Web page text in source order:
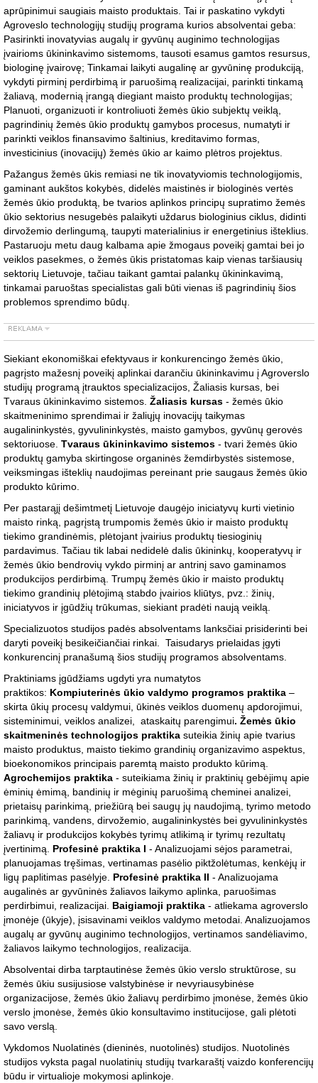
aprūpinimui saugiais maisto produktais. Tai ir paskatino vykdyti
Agroveslo technologijų studijų programa kurios absolventai geba:
Pasirinkti inovatyvias augalų ir gyvūnų auginimo technologijas
įvairioms ūkininkavimo sistemoms, tausoti esamus gamtos resursus,
biologinę įvairovę; Tinkamai laikyti augalinę ar gyvūninę produkciją,
vykdyti pirminį perdirbimą ir paruošimą realizacijai, parinkti tinkamą
žaliavą, modernią įrangą diegiant maisto produktų technologijas;
Planuoti, organizuoti ir kontroliuoti žemės ūkio subjektų veiklą,
pagrindinių žemės ūkio produktų gamybos procesus, numatyti ir
parinkti veiklos finansavimo šaltinius, kreditavimo formas,
investicinius (inovacijų) žemės ūkio ar kaimo plėtros projektus.
Pažangus žemės ūkis remiasi ne tik inovatyviomis technologijomis,
gaminant aukštos kokybės, didelės maistinės ir biologinės vertės
žemės ūkio produktą, be tvarios aplinkos principų supratimo žemės
ūkio sektorius nesugebės palaikyti uždarus biologinius ciklus, didinti
dirvožemio derlingumą, taupyti materialinius ir energetinius išteklius.
Pastaruoju metu daug kalbama apie žmogaus poveikį gamtai bei jo
veiklos pasekmes, o žemės ūkis pristatomas kaip vienas taršiausių
sektorių Lietuvoje, tačiau taikant gamtai palankų ūkininkavimą,
tinkamai paruoštas specialistas gali būti vienas iš pagrindinių šios
problemos sprendimo būdų.
Siekiant ekonomiškai efektyvaus ir konkurencingo žemės ūkio,
pagrįsto mažesnį poveikį aplinkai darančiu ūkininkavimu į Agroverslo
studijų programą įtrauktos specializacijos, Žaliasis kursas, bei
Tvaraus ūkininkavimo sistemos. Žaliasis kursas - žemės ūkio
skaitmeninimo sprendimai ir žaliųjų inovacijų taikymas
augalininkystės, gyvulininkystės, maisto gamybos, gyvūnų gerovės
sektoriuose. Tvaraus ūkininkavimo sistemos - tvari žemės ūkio
produktų gamyba skirtingose organinės žemdirbystės sistemose,
veiksmingas išteklių naudojimas pereinant prie saugaus žemės ūkio
produkto kūrimo.
Per pastarąjį dešimtmetį Lietuvoje daugėjo iniciatyvų kurti vietinio
maisto rinką, pagrįstą trumpomis žemės ūkio ir maisto produktų
tiekimo grandinėmis, plėtojant įvairius produktų tiesioginių
pardavimus. Tačiau tik labai nedidelė dalis ūkininkų, kooperatyvų ir
žemės ūkio bendrovių vykdo pirminį ar antrinį savo gaminamos
produkcijos perdirbimą. Trumpų žemės ūkio ir maisto produktų
tiekimo grandinių plėtojimą stabdo įvairios kliūtys, pvz.: žinių,
iniciatyvos ir įgūdžių trūkumas, siekiant pradėti naują veiklą.
Specializuotos studijos padės absolventams lanksčiai prisiderinti bei
daryti poveikį besikeičiančiai rinkai. Taisudarys prielaidas įgyti
konkurencinį pranašumą šios studijų programos absolventams.
Praktiniams įgūdžiams ugdyti yra numatytos
praktikos: Kompiuterinės ūkio valdymo programos praktika –
skirta ūkių procesų valdymui, ūkinės veiklos duomenų apdorojimui,
sisteminimui, veiklos analizei, ataskaitų parengimui. Žemės ūkio
skaitmeninės technologijos praktika suteikia žinių apie tvarius
maisto produktus, maisto tiekimo grandinių organizavimo aspektus,
bioekonomikos principais paremtą maisto produkto kūrimą.
Agrochemijos praktika - suteikiama žinių ir praktinių gebėjimų apie
ėminių ėmimą, bandinių ir mėginių paruošimą cheminei analizei,
prietaisų parinkimą, priežiūrą bei saugų jų naudojimą, tyrimo metodo
parinkimą, vandens, dirvožemio, augalininkystės bei gyvulininkystės
žaliavų ir produkcijos kokybės tyrimų atlikimą ir tyrimų rezultatų
įvertinimą. Profesinė praktika I - Analizuojami sėjos parametrai,
planuojamas tręšimas, vertinamas pasėlio piktžolėtumas, kenkėjų ir
ligų paplitimas pasėlyje. Profesinė praktika II - Analizuojama
augalinės ar gyvūninės žaliavos laikymo aplinka, paruošimas
perdirbimui, realizacijai. Baigiamoji praktika - atliekama agroverslo
įmonėje (ūkyje), įsisavinami veiklos valdymo metodai. Analizuojamos
augalų ar gyvūnų auginimo technologijos, vertinamos sandėliavimo,
žaliavos laikymo technologijos, realizacija.
Absolventai dirba tarptautinėse žemės ūkio verslo struktūrose, su
žemės ūkiu susijusiose valstybinėse ir nevyriausybinėse
organizacijose, žemės ūkio žaliavų perdirbimo įmonėse, žemės ūkio
verslo įmonėse, žemės ūkio konsultavimo institucijose, gali plėtoti
savo verslą.
Vykdomos Nuolatinės (dieninės, nuotolinės) studijos. Nuotolinės
studijos vyksta pagal nuolatinių studijų tvarkaraštį vaizdo konferencijų
būdu ir virtualioje mokymosi aplinkoje.